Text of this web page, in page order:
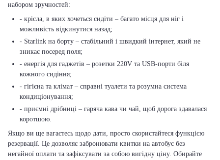
набором зручностей:
- крісла, в яких хочеться сидіти – багато місця для ніг і
можливість відкинутися назад;
- Starlink на борту – стабільний і швидкий інтернет, який не
зникає посеред поля;
- енергія для гаджетів – розетки 220V та USB-порти біля
кожного сидіння;
- гігієна та клімат – справні туалети та розумна система
кондиціонування;
- приємні дрібниці – гаряча кава чи чай, щоб дорога здавалася
коротшою.
Якщо ви ще вагаєтесь щодо дати, просто скористайтеся функцією
резервації. Це дозволяє забронювати квитки на автобус без
негайної оплати та зафіксувати за собою вигідну ціну. Обирайте